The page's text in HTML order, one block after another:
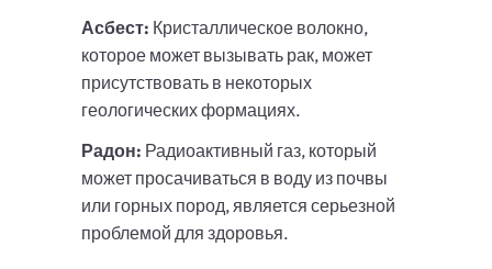
Асбест: Кристаллическое волокно,
которое может вызывать рак, может
присутствовать в некоторых
геологических формациях.
Радон: Радиоактивный газ, который
может просачиваться в воду из почвы
или горных пород, является серьезной
проблемой для здоровья.